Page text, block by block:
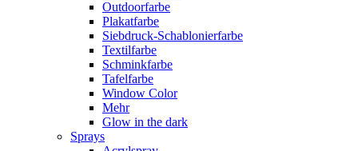
Outdoorfarbe
Plakatfarbe
Siebdruck-Schablonierfarbe
Textilfarbe
Schminkfarbe
Tafelfarbe
Window Color
Mehr
Glow in the dark
Sprays